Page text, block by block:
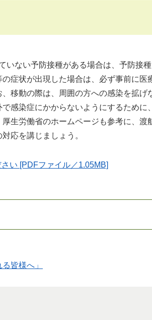
いない予防接種がある場合は、予防接
症状が出現した場合は、必ず事前に医
移動の際は、周囲の方への感染を拡げ
感染症にかからないようにするために
生労働省のホームページも参考に、渡
応を講じましょう。
い [PDFファイル／1.05MB]
皆様へ」